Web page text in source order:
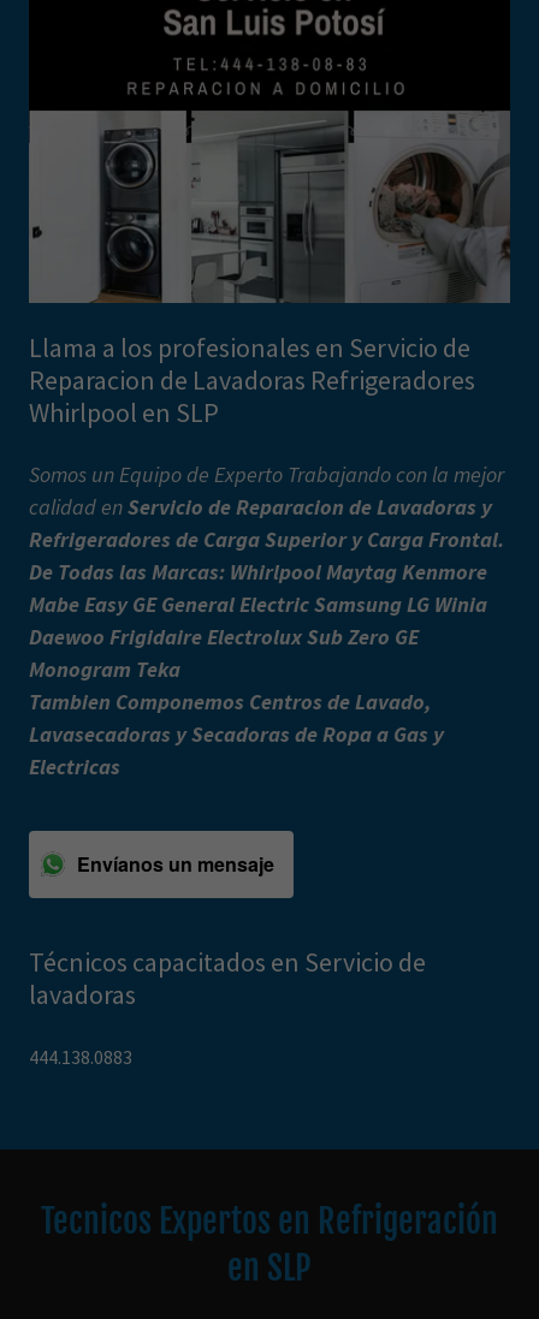
Llama a los profesionales en Servicio de
Reparacion de Lavadoras Refrigeradores
Whirlpool en SLP
Somos un Equipo de Experto Trabajando con la mejor
calidad enServicio de Reparacion de Lavadoras y
Refrigeradores de Carga Superior y Carga Frontal.
De Todas las Marcas: Whirlpool Maytag Kenmore
Mabe Easy GE General Electric Samsung LG Winia
Daewoo Frigidaire Electrolux Sub Zero GE
Monogram Teka
Tambien Componemos Centros de Lavado,
Lavasecadoras y Secadoras de Ropa a Gas y
Electricas
Envíanos un mensaje
Técnicos capacitados en Servicio de
lavadoras
444.138.0883
Tecnicos Expertos en Refrigeración
en SLP